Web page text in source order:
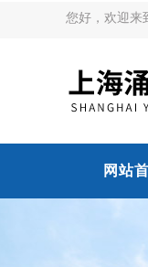
您好，欢迎来
网站